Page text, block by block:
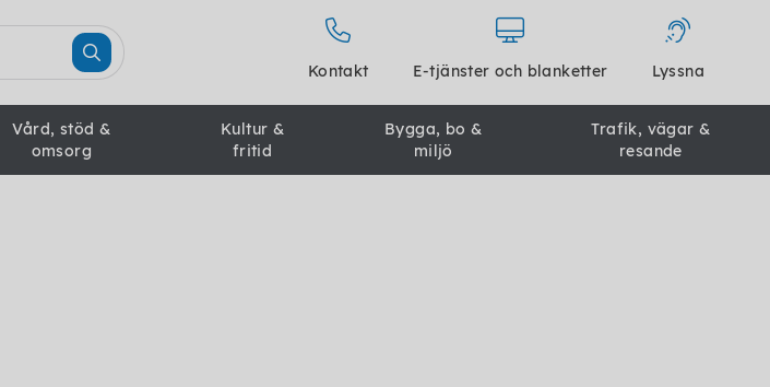
Kontakt E-tjänster och blanketter Lyssna
Vård, stöd &
omsorg
Kultur &
fritid
Bygga, bo &
miljö
Trafik, vägar &
resande